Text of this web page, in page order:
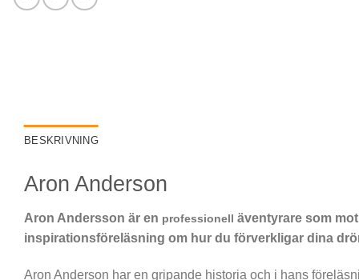
BESKRIVNING
Aron Anderson
Aron Andersson är en professionell äventyrare som
inspirationsföreläsning om hur du förverkligar dina
Aron Anderson har en gripande historia och i hans